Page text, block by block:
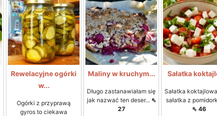
Rewelacyjne ogórki
w...
Ogórki z przyprawą
gyros to ciekawa
Maliny w kruchym...
Długo zastanawiałam się
jak nazwać ten deser... ⇖
27
Sałatka
Sałatka
sałatka z
⇖ 46